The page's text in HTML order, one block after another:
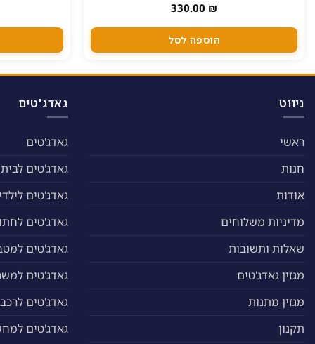
330.00 ₪
הוספה לסל
ניווט
ראשי
חנות
אודות
מדיניות משלוחים
שאלות ותשובות
מגזין גאדג'טים
מגזין מתנות
תקנון
גאדג'טים
גאדג'טים
גאדג'טים לבית
גאדג'טים
גאדג'טים
גאדג'טים
גאדג'טים
גאדג'טים לרכב
גאדג'טים